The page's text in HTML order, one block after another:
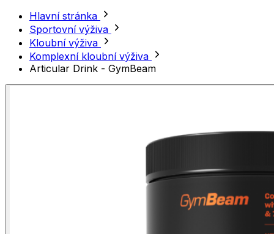
Hlavní stránka
Sportovní výživa
Kloubní výživa
Komplexní kloubní výživa
Articular Drink - GymBeam